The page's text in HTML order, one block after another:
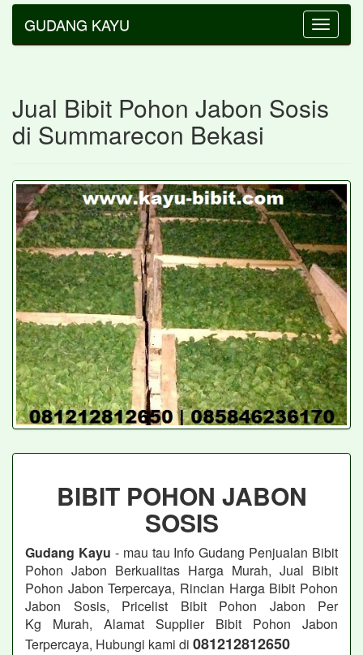
Toggle
GUDANG KAYU
Jual Bibit Pohon Jabon Sosis
di Summarecon Bekasi
BIBIT POHON JABON
SOSIS
Gudang Kayu - mau tau Info Gudang Penjualan Bibit
Pohon Jabon Berkualitas Harga Murah, Jual Bibit
Pohon Jabon Terpercaya, Rincian Harga Bibit Pohon
Jabon Sosis, Pricelist Bibit Pohon Jabon Per
Kg Murah, Alamat Supplier Bibit Pohon Jabon
Terpercaya, Hubungi kami di 081212812650